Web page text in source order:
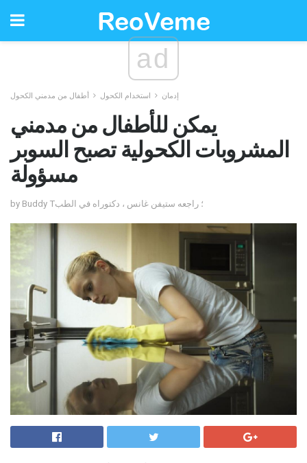
ad
إدمان استخدام الكحول أطفال من مدمني الكحول
يمكن للأطفال من مدمني
المشروبات الكحولية تصبح السوبر
مسؤولة
by Buddy T؛ راجعه ستيفن غانس ، دكتوراه في الطب